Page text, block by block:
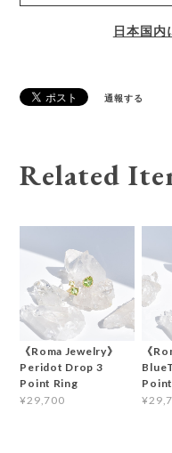
日本国内
通報する
Related
《Roma Jewelry》
Peridot Drop 3
Point Ring
¥29,700
《